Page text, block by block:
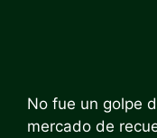
No fue un golpe
mercado de